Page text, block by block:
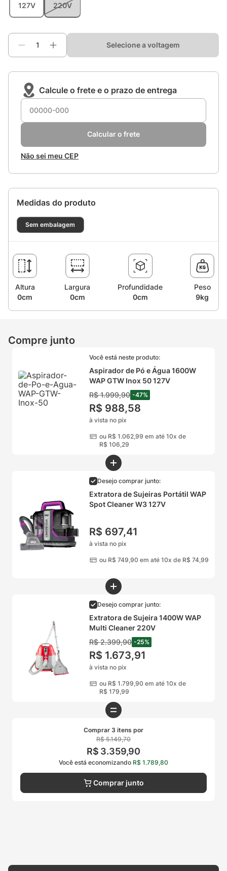
127V 220V
Selecione a voltagem
Calcule o frete e o prazo de entrega
Calcular o frete
Não sei meu CEP
Medidas do produto
Sem embalagem
Altura
0cm
Largura
0cm
Profundidade
0cm
Peso
9kg
Compre junto
Você está neste produto:
Aspirador de Pó e Água 1600W
WAP GTW Inox 50 127V
R$ 1.999,90 -47%
R$ 988,58
à vista no pix
ou R$ 1.062 99 em até 10x de
R$ 106 29
Desejo comprar junto:
Extratora de Sujeiras Portátil WAP
Spot Cleaner W3 127V
R$ 697,41
à vista no pix
ou R$ 749 90 em até 10x de R$ 74 99
Desejo comprar junto:
Extratora de Sujeira 1400W WAP
Multi Cleaner 220V
R$ 2.399,90 -25%
R$ 1.673,91
à vista no pix
ou R$ 1.799 90 em até 10x de
R$ 179 99
Comprar 3 itens por
R$ 5.149,70
R$ 3.359,90
Você está economizando R$ 1.789,80
Comprar junto